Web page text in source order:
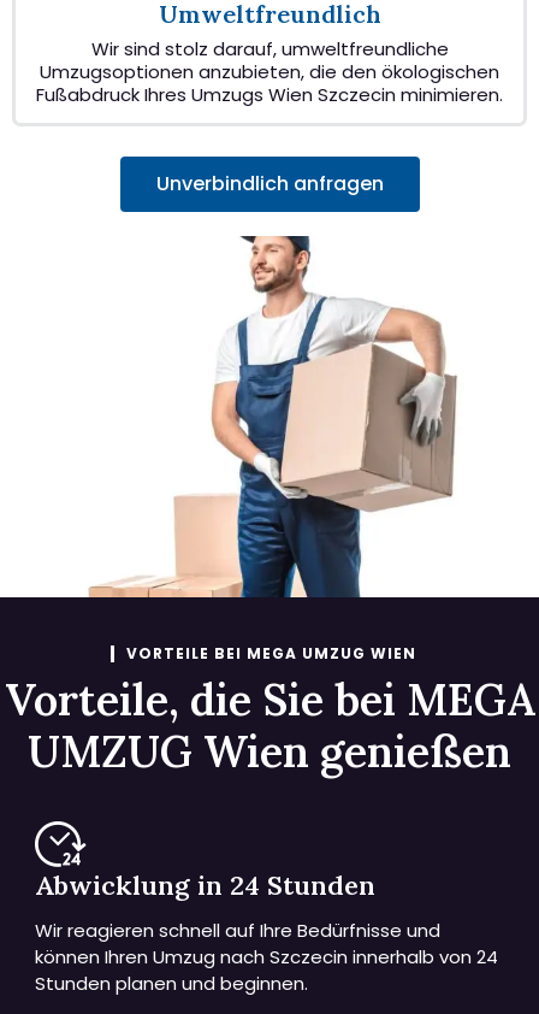
Umweltfreundlich
Wir sind stolz darauf, umweltfreundliche
Umzugsoptionen anzubieten, die den ökologischen
Fußabdruck Ihres Umzugs Wien Szczecin minimieren.
Unverbindlich anfragen
VORTEILE BEI MEGA UMZUG WIEN
Vorteile, die Sie bei MEGA
UMZUG Wien genießen
Abwicklung in 24 Stunden
Wir reagieren schnell auf Ihre Bedürfnisse und
können Ihren Umzug nach Szczecin innerhalb von 24
Stunden planen und beginnen.